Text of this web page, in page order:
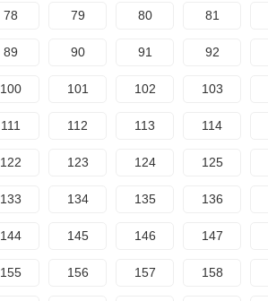
78 79 80 81
89 90 91 92
100 101 102 103
111 112 113 114
122 123 124 125
133 134 135 136
144 145 146 147
155 156 157 158